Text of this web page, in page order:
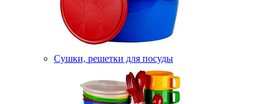
Сушки, решетки для посуды